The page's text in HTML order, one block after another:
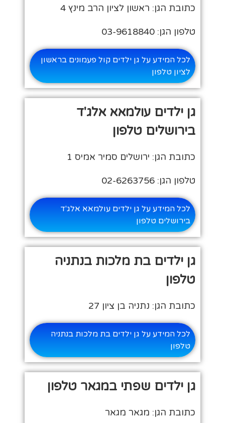
כתובת הגן: ראשון לציון הרב מינץ 4
טלפון הגן: 03-9618840
לכל המידע על גן ילדים קול פעמונים בראשון
לציון טלפון
גן ילדים עולמאא אלג'ד
בירושלים טלפון
כתובת הגן: ירושלים סמיר אמיס 1
טלפון הגן: 02-6263756
לכל המידע על גן ילדים עולמאא אלג'ד
בירושלים טלפון
גן ילדים בת מלכות בנתניה
טלפון
כתובת הגן: נתניה בן ציון 27
לכל המידע על גן ילדים בת מלכות בנתניה
טלפון
גן ילדים שפתי במגאר טלפון
כתובת הגן: מגאר מגאר